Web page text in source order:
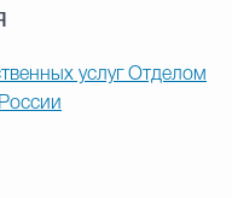
услуг Отделом